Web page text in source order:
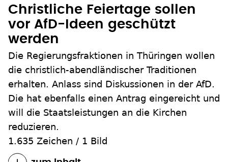
Christliche Feiertage sollen
vor AfD-Ideen geschützt
werden
Die Regierungsfraktionen in Thüringen wollen
die christlich-abendländischer Traditionen
erhalten. Anlass sind Diskussionen in der AfD.
Die hat ebenfalls einen Antrag eingereicht und
will die Staatsleistungen an die Kirchen
reduzieren.
1.635 Zeichen / 1 Bild